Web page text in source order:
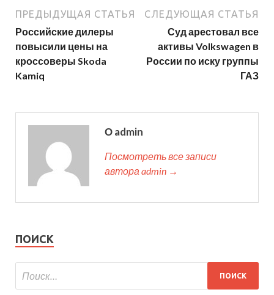
ПРЕДЫДУЩАЯ СТАТЬЯ
Российские дилеры
повысили цены на
кроссоверы Skoda
Kamiq
СЛЕДУЮЩАЯ СТАТЬЯ
Суд арестовал все
активы Volkswagen в
России по иску группы
ГАЗ
О admin
Посмотреть все записи
автора admin →
ПОИСК